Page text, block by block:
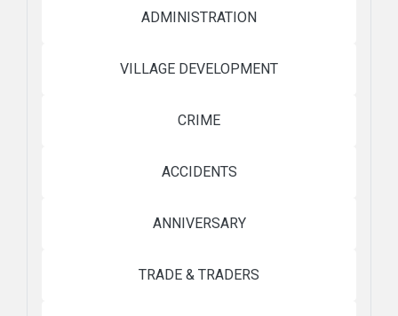
ADMINISTRATION
VILLAGE DEVELOPMENT
CRIME
ACCIDENTS
ANNIVERSARY
TRADE & TRADERS